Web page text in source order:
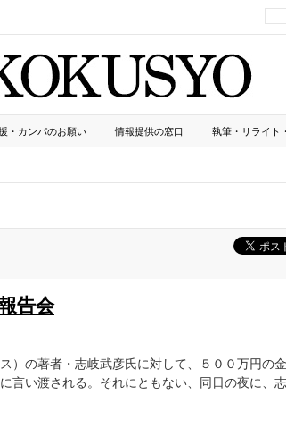
・カンパのお願い 情報提供の窓口 執筆・リライト
告会
）の著者・志岐武彦氏に対して、５００万円の
言い渡される。それにともない、同日の夜に、